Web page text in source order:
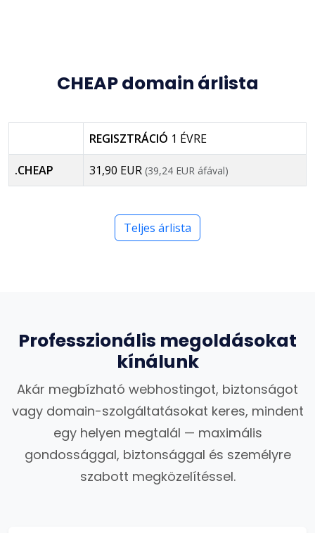
CHEAP domain árlista
REGISZTRÁCIÓ 1 ÉVRE
.CHEAP 31,90 EUR (39,24 EUR áfával)
Teljes árlista
Professzionális megoldásokat
kínálunk
Akár megbízható webhostingot, biztonságot
vagy domain-szolgáltatásokat keres, mindent
egy helyen megtalál — maximális
gondossággal, biztonsággal és személyre
szabott megközelítéssel.